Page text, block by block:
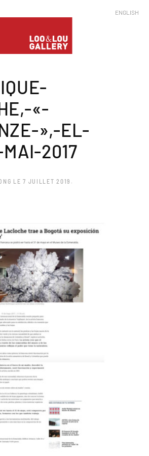
ENGLISH
«-
»,-EL-
2017
LE7 JUILLET 2019 .